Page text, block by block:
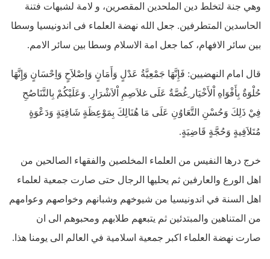
وهي جنة لتخلط دين الملحدين المقصرين، و لامة لشبهات فتنة
الحاسدين المتطرفين. جعل الله نهضة العلماء فى اندونيسيا وسطا
بين سائر الافهام، كما جعل امة الاسلام وسطا بين سائر الامم.
قال امام النهضيين: فَإِنَّهَا جَمْعِيَّةُ عَدْلٍ وَأَمَانٍ وَاِصْلاَحٍ وَاِحْسَانٍ وَإِنَّهَا
حُلْوَةٌ بِأَفْوَاهِ اْلأَخْيَار ِغُصَّةٌ عَلَى غلاَصِمِ اْلاَشْرَارِ. وَعَلَيْكُمْ بِالتَّنَاصُحِ
فِيْ ذَلِكَ وَحُسْنِ التَّعَاوُنِ عَلَى مَا هُنَالِكَ بِمَوْعِظَةٍ شَافِيَةٍ وَدَعْوَةٍ
مُتَلاَفِيةٍ وَحُجَّةٍ قَاضِيَةٍ.
خرج درها النفيس من العلماء المخلصين والفقهاء الصالحين من
اهل الورع والعارفين ثم يحليها الرجال حتى صارت جمعية لعلماء
اهل السنة في اندونيسيا من شيوخهم وشبانهم وخواصهم وعوامهم
من المتناهين والمبتدئين ثم يتبعهم طلابهم ومحبوهم الى ان
صارت نهضة العلماء اكبر جمعية اسلامية في العالم الى يومنا هذا.